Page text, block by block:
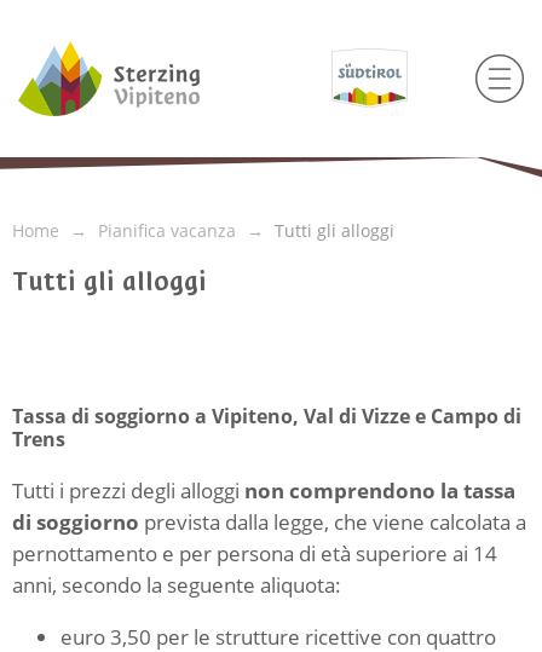
Home Pianifica vacanza Tutti gli alloggi
Tutti gli alloggi
Tassa di soggiorno a Vipiteno, Val di Vizze e Campo di
Trens
Tutti i prezzi degli alloggi non comprendono la tassa
di soggiorno prevista dalla legge, che viene calcolata a
pernottamento e per persona di età superiore ai 14
anni, secondo la seguente aliquota:
euro 3,50 per le strutture ricettive con quattro